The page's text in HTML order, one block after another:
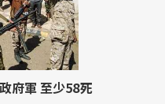
府軍 至少58死